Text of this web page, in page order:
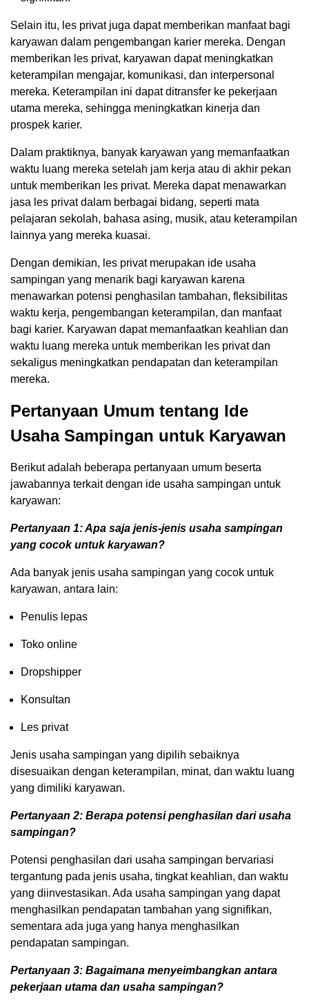
Selain itu, les privat juga dapat memberikan manfaat bagi
karyawan dalam pengembangan karier mereka. Dengan
memberikan les privat, karyawan dapat meningkatkan
keterampilan mengajar, komunikasi, dan interpersonal
mereka. Keterampilan ini dapat ditransfer ke pekerjaan
utama mereka, sehingga meningkatkan kinerja dan
prospek karier.
Dalam praktiknya, banyak karyawan yang memanfaatkan
waktu luang mereka setelah jam kerja atau di akhir pekan
untuk memberikan les privat. Mereka dapat menawarkan
jasa les privat dalam berbagai bidang, seperti mata
pelajaran sekolah, bahasa asing, musik, atau keterampilan
lainnya yang mereka kuasai.
Dengan demikian, les privat merupakan ide usaha
sampingan yang menarik bagi karyawan karena
menawarkan potensi penghasilan tambahan, fleksibilitas
waktu kerja, pengembangan keterampilan, dan manfaat
bagi karier. Karyawan dapat memanfaatkan keahlian dan
waktu luang mereka untuk memberikan les privat dan
sekaligus meningkatkan pendapatan dan keterampilan
mereka.
Pertanyaan Umum tentang Ide
Usaha Sampingan untuk Karyawan
Berikut adalah beberapa pertanyaan umum beserta
jawabannya terkait dengan ide usaha sampingan untuk
karyawan:
Pertanyaan 1: Apa saja jenis-jenis usaha sampingan
yang cocok untuk karyawan?
Ada banyak jenis usaha sampingan yang cocok untuk
karyawan, antara lain:
Penulis lepas
Toko online
Dropshipper
Konsultan
Les privat
Jenis usaha sampingan yang dipilih sebaiknya
disesuaikan dengan keterampilan, minat, dan waktu luang
yang dimiliki karyawan.
Pertanyaan 2: Berapa potensi penghasilan dari usaha
sampingan?
Potensi penghasilan dari usaha sampingan bervariasi
tergantung pada jenis usaha, tingkat keahlian, dan waktu
yang diinvestasikan. Ada usaha sampingan yang dapat
menghasilkan pendapatan tambahan yang signifikan,
sementara ada juga yang hanya menghasilkan
pendapatan sampingan.
Pertanyaan 3: Bagaimana menyeimbangkan antara
pekerjaan utama dan usaha sampingan?